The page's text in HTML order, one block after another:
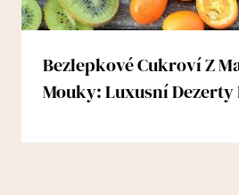
Bezlepkové Cukroví Z
Mouky: Luxusní Dezerty